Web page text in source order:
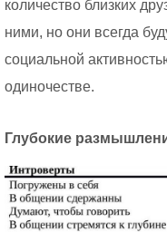
количество близких
ними, но они всегда
социальной
одиночестве.
Глубокие